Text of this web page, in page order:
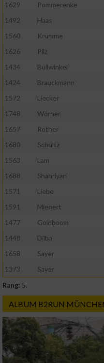
1629
Pommerenke
1492
Haas
1560
Krumme
1626
Pilz
1434
Bullwinkel
1424
Brauckmann
1572
Liecker
1748
Wörner
1657
Rother
1680
Schultz
1563
Lam
1688
Shahriyari
1571
Liebe
1591
Mienert
1477
Goldboom
1448
Dilba
1658
Sayer
1373
Sayer
Rang: 5.
ALBUM B2RUN